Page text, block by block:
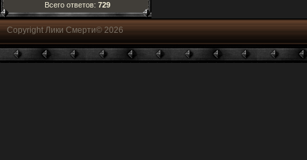
Всего ответов: 729
Copyright Лики Смерти© 2026